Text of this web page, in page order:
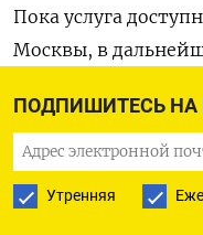
ПОДПИШИТЕСЬ
Утренняя
Пока услуга
Москвы, в
Партнерство с
маркетплейсе
который